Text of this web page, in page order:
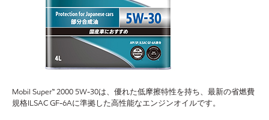
Mobil Super™ 2000 5W-30は、優れた低摩擦特性を持ち、最新の省燃費
規格ILSAC GF-6Aに準拠した高性能なエンジンオイルです。